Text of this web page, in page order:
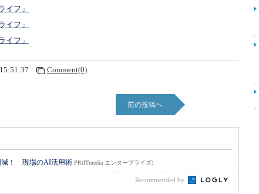
イフ」
イフ」
イフ」
Comment(0)
前の投稿へ
減！ 現場のAI活用術 PR(ITmedia エンタープライズ)
Recommended by